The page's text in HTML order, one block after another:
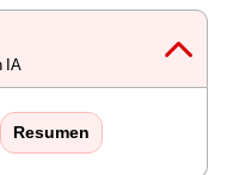
IA
Resumen